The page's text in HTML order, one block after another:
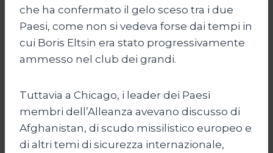
che ha confermato il gelo sceso tra i due
Paesi, come non si vedeva forse dai tempi in
cui Boris Eltsin era stato progressivamente
ammesso nel club dei grandi.
Tuttavia a Chicago, i leader dei Paesi
membri dell’Alleanza avevano discusso di
Afghanistan, di scudo missilistico europeo e
di altri temi di sicurezza internazionale,